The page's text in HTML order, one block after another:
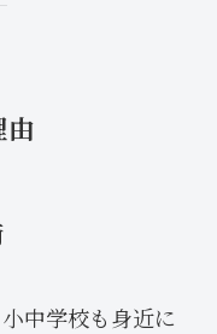
由
中学校も身近に